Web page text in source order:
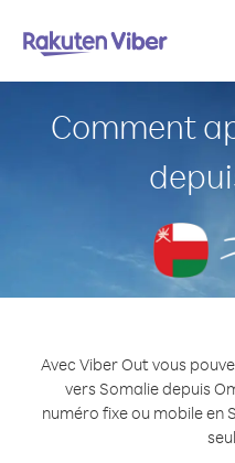
Comment
Avec Viber Out vous
vers Somalie depuis
numéro fixe ou mobile en